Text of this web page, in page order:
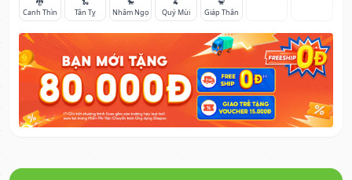
🐉
Canh Thìn
🐍
Tân Tỵ
🐎
Nhâm Ngọ
🐐
Quý Mùi
🐒
Giáp Thân